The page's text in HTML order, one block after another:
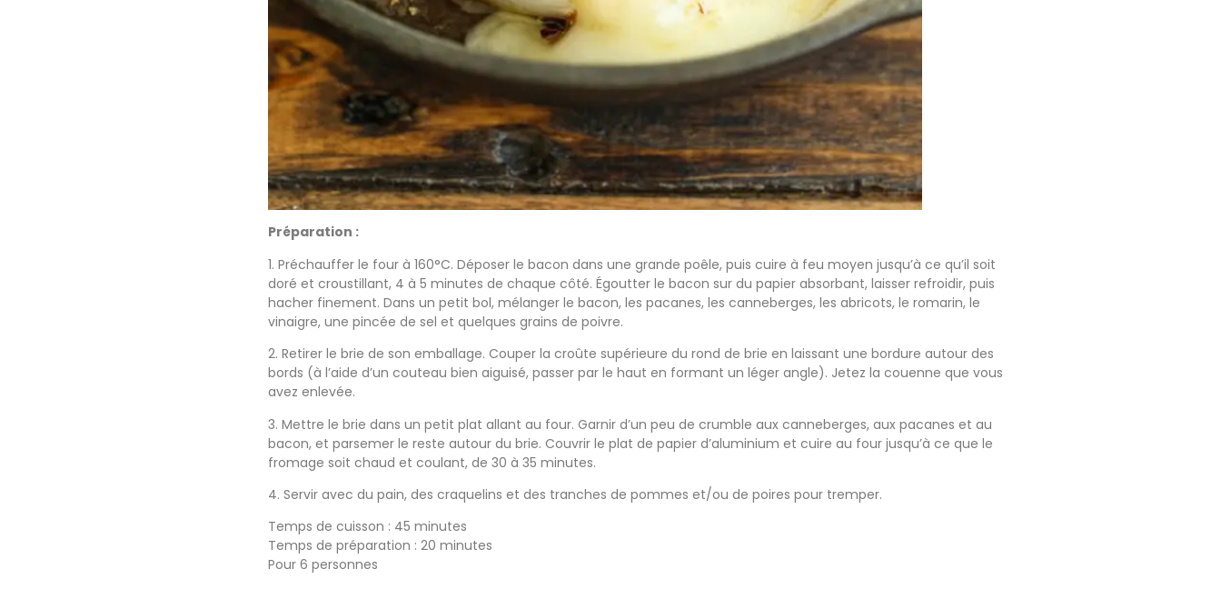
Préparation :
1. Préchauffer le four à 160°C. Déposer le bacon dans une grande poêle, puis cuire à feu moyen jusqu’à ce qu’il soit
doré et croustillant, 4 à 5 minutes de chaque côté. Égoutter le bacon sur du papier absorbant, laisser refroidir, puis
hacher finement. Dans un petit bol, mélanger le bacon, les pacanes, les canneberges, les abricots, le romarin, le
vinaigre, une pincée de sel et quelques grains de poivre.
2. Retirer le brie de son emballage. Couper la croûte supérieure du rond de brie en laissant une bordure autour des
bords (à l’aide d’un couteau bien aiguisé, passer par le haut en formant un léger angle). Jetez la couenne que vous
avez enlevée.
3. Mettre le brie dans un petit plat allant au four. Garnir d’un peu de crumble aux canneberges, aux pacanes et au
bacon, et parsemer le reste autour du brie. Couvrir le plat de papier d’aluminium et cuire au four jusqu’à ce que le
fromage soit chaud et coulant, de 30 à 35 minutes.
4. Servir avec du pain, des craquelins et des tranches de pommes et/ou de poires pour tremper.
Temps de cuisson : 45 minutes
Temps de préparation : 20 minutes
Pour 6 personnes